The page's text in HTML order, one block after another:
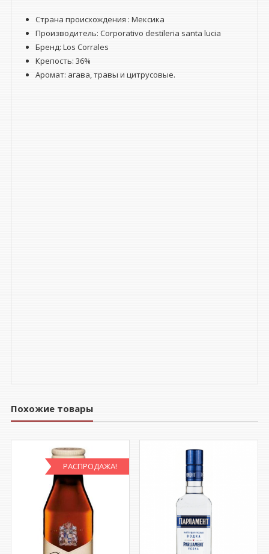
Страна происхождения : Мексика
Производитель: Corporativo destileria santa lucia
Бренд: Los Corrales
Крепость: 36%
Аромат: агава, травы и цитрусовые.
Похожие товары
РАСПРОДАЖА!